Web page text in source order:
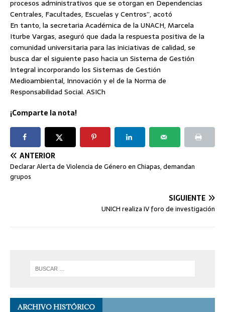
procesos administrativos que se otorgan en Dependencias
Centrales, Facultades, Escuelas y Centros”, acotó
En tanto, la secretaria Académica de la UNACH, Marcela
Iturbe Vargas, aseguró que dada la respuesta positiva de la
comunidad universitaria para las iniciativas de calidad, se
busca dar el siguiente paso hacia un Sistema de Gestión
Integral incorporando los Sistemas de Gestión
Medioambiental, Innovación y el de la Norma de
Responsabilidad Social. ASICh
¡Comparte la nota!
ANTERIOR
Declarar Alerta de Violencia de Género en Chiapas, demandan
grupos
SIGUIENTE
UNICH realiza IV foro de investigación
ARCHIVO HISTÓRICO